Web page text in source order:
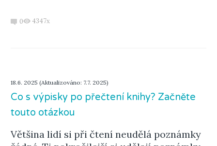
0 4347x
18.6. 2025 (Aktualizováno: 7.7. 2025)
Co s výpisky po přečtení knihy? Začněte
touto otázkou
Většina lidí si při čtení neudělá poznámky